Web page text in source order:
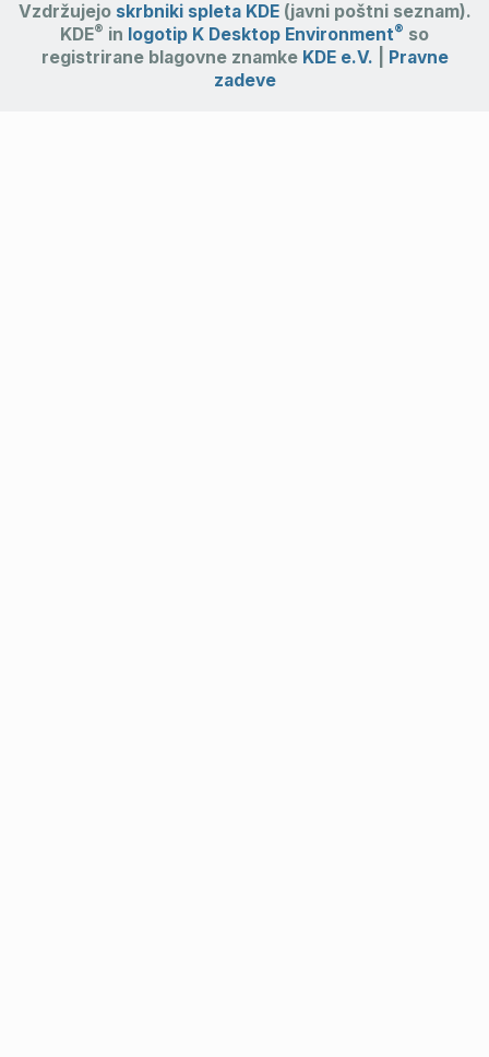
Vzdržujejo skrbniki spleta KDE(javni poštni seznam).
KDE® in logotip K Desktop Environment® so
registrirane blagovne znamke KDE e.V.
Pravne
zadeve